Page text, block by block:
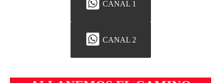
CANAL 1
CANAL 2